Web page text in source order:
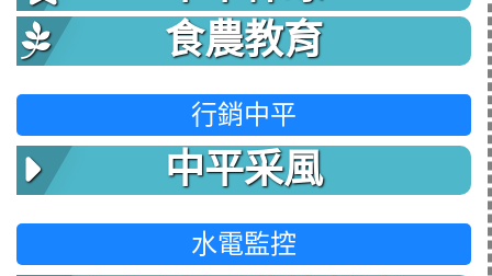
食農教育
行銷中平
中平采風
水電監控